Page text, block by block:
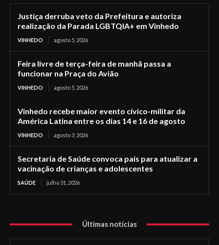
Justiça derruba veto da Prefeitura e autoriza
realização da Parada LGBTQIA+ em Vinhedo
VINHEDO agosto 5, 2026
Feira livre de terça-feira de manhã passa a
funcionar na Praça do Avião
VINHEDO agosto 5, 2026
Vinhedo recebe maior evento cívico-militar da
América Latina entre os dias 14 e 16 de agosto
VINHEDO agosto 3, 2026
Secretaria de Saúde convoca pais para atualizar a
vacinação de crianças e adolescentes
SAÚDE julho 31, 2026
Últimas notícias